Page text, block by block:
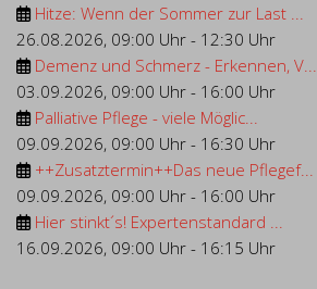
Hitze: Wenn der Sommer zur Last ...
26.08.2026, 09:00 Uhr - 12:30 Uhr
Demenz und Schmerz - Erkennen, V...
03.09.2026, 09:00 Uhr - 16:00 Uhr
Palliative Pflege - viele Möglic...
09.09.2026, 09:00 Uhr - 16:30 Uhr
++Zusatztermin++Das neue Pflegef...
09.09.2026, 09:00 Uhr - 16:00 Uhr
Hier stinkt´s! Expertenstandard ...
16.09.2026, 09:00 Uhr - 16:15 Uhr